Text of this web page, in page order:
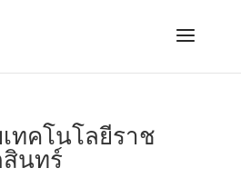
ทคโนโลยีราช
นทร์